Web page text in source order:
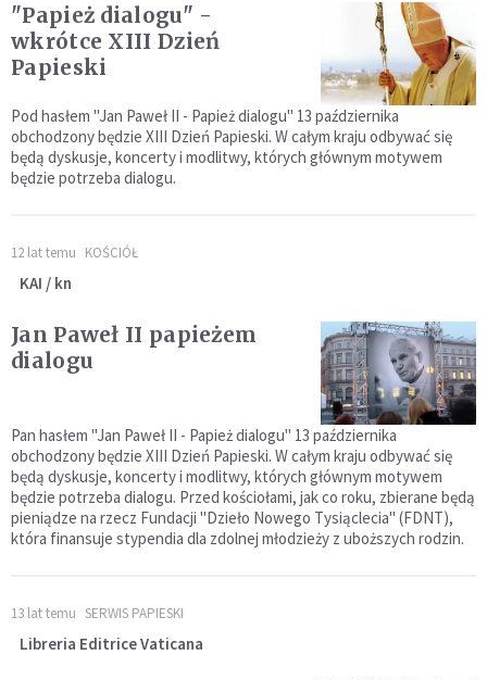
"Papież dialogu" -
wkrótce XIII Dzień
Papieski
Pod hasłem "Jan Paweł II - Papież dialogu" 13 października
obchodzony będzie XIII Dzień Papieski. W całym kraju odbywać się
będą dyskusje, koncerty i modlitwy, których głównym motywem
będzie potrzeba dialogu.
12 lat temu KOŚCIÓŁ
KAI / kn
Jan Paweł II papieżem
dialogu
Pan hasłem "Jan Paweł II - Papież dialogu" 13 października
obchodzony będzie XIII Dzień Papieski. W całym kraju odbywać się
będą dyskusje, koncerty i modlitwy, których głównym motywem
będzie potrzeba dialogu. Przed kościołami, jak co roku, zbierane będą
pieniądze na rzecz Fundacji "Dzieło Nowego Tysiąclecia" (FDNT),
która finansuje stypendia dla zdolnej młodzieży z uboższych rodzin.
13 lat temu SERWIS PAPIESKI
Libreria Editrice Vaticana